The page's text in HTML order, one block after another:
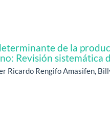
de la
Revisión sistemática
Ricardo Rengifo Amasifen,